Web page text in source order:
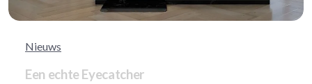
Nieuws
Een echte Eyecatcher